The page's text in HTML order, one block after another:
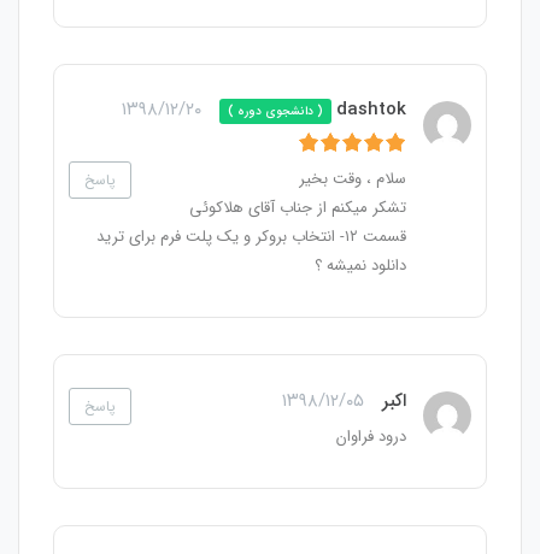
dashtok ( دانشجوی دوره ) ۱۳۹۸/۱۲/۲۰
پاسخ
سلام ، وقت بخیر
تشکر میکنم از جناب آقای هلاکوئی
قسمت ۱۲- انتخاب بروکر و یک پلت فرم برای ترید
دانلود نمیشه ؟
اکبر ۱۳۹۸/۱۲/۰۵ پاسخ
درود فراوان